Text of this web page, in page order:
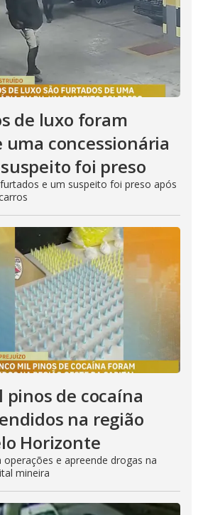
de luxo foram
concessionária
foi preso
e um suspeito foi preso após
pinos de cocaína
na região
Horizonte
operações e apreende drogas na
mineira